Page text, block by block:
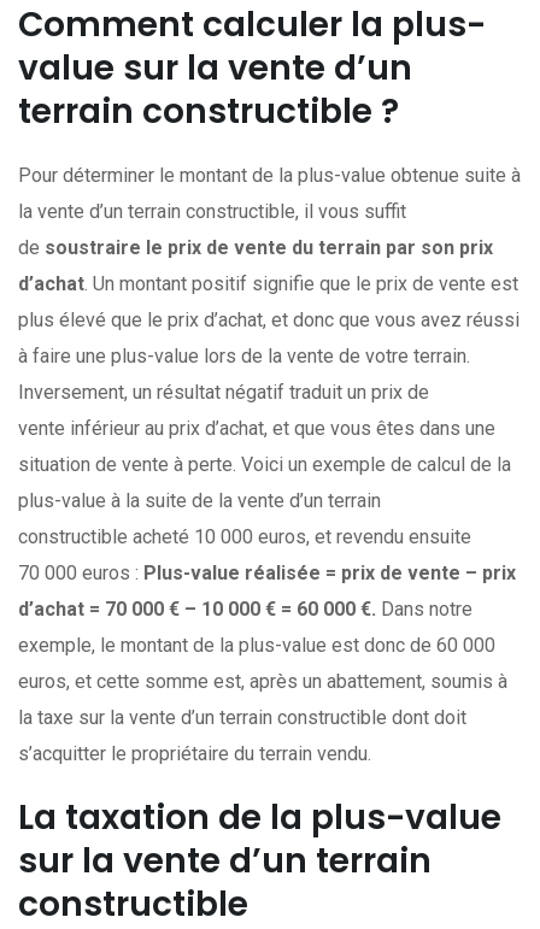
Comment calculer la plus-
value sur la vente d’un
terrain constructible ?
Pour déterminer le montant de la plus-value obtenue suite à
la vente d’un terrain constructible, il vous suffit
de soustraire le prix de vente du terrain par son prix
d’achat. Un montant positif signifie que le prix de vente est
plus élevé que le prix d’achat, et donc que vous avez réussi
à faire une plus-value lors de la vente de votre terrain.
Inversement, un résultat négatif traduit un prix de
vente inférieur au prix d’achat, et que vous êtes dans une
situation de vente à perte. Voici un exemple de calcul de la
plus-value à la suite de la vente d’un terrain
constructible acheté 10 000 euros, et revendu ensuite
70 000 euros : Plus-value réalisée = prix de vente – prix
d’achat = 70 000 € – 10 000 € = 60 000 €. Dans notre
exemple, le montant de la plus-value est donc de 60 000
euros, et cette somme est, après un abattement, soumis à
la taxe sur la vente d’un terrain constructible dont doit
s’acquitter le propriétaire du terrain vendu.
La taxation de la plus-value
sur la vente d’un terrain
constructible